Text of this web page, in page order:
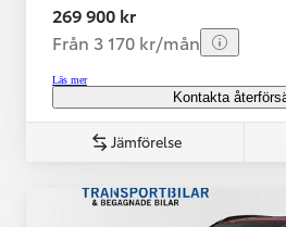
269 900 kr
Från 3 170 kr/mån
Läs mer
Kontakta
Jämförelse